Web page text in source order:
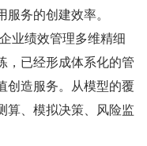
务的创建效率。
业绩效管理多维精细
，已经形成体系化的管
创造服务。从模型的覆
算、模拟决策、风险监